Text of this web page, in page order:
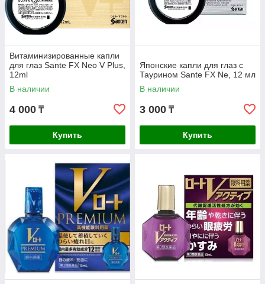
Витаминизированные капли
для глаз Sante FX Neo V Plus,
12ml
В наличии
4 000 ₸
Купить
Японские капли для глаз с
Таурином Sante FX Ne, 12 мл
В наличии
3 000 ₸
Купить